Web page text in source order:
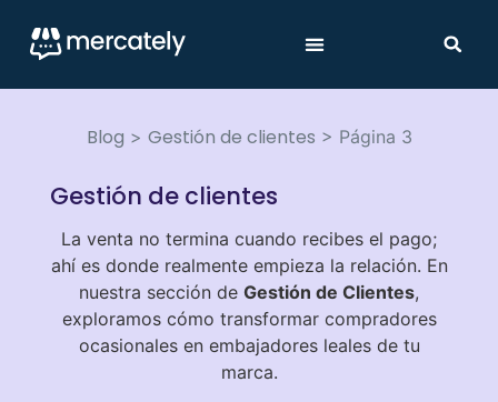
Blog > Gestión de clientes > Página 3
Gestión de clientes
La venta no termina cuando recibes el pago;
ahí es donde realmente empieza la relación. En
nuestra sección de Gestión de Clientes,
exploramos cómo transformar compradores
ocasionales en embajadores leales de tu
marca.